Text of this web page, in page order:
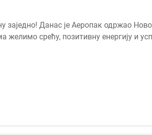
заједно! Данас је Аеропак одржао
желимо срећу, позитивну енергију и